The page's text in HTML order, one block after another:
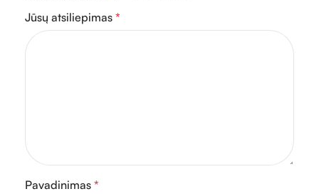
Jūsų atsiliepimas *
Pavadinimas *